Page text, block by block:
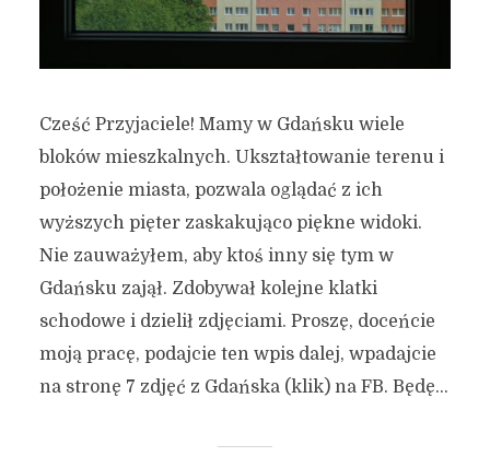
Cześć Przyjaciele! Mamy w Gdańsku wiele
bloków mieszkalnych. Ukształtowanie terenu i
położenie miasta, pozwala oglądać z ich
wyższych pięter zaskakująco piękne widoki.
Nie zauważyłem, aby ktoś inny się tym w
Gdańsku zajął. Zdobywał kolejne klatki
schodowe i dzielił zdjęciami. Proszę, doceńcie
moją pracę, podajcie ten wpis dalej, wpadajcie
na stronę 7 zdjęć z Gdańska (klik) na FB. Będę...